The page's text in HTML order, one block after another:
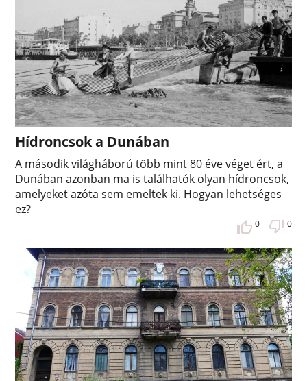
Hídroncsok a Dunában
A második világháború több mint 80 éve véget ért, a
Dunában azonban ma is találhatók olyan hídroncsok,
amelyeket azóta sem emeltek ki. Hogyan lehetséges
ez?
0 0